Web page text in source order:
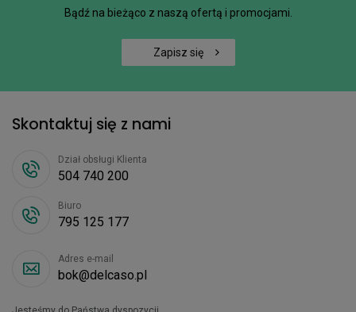
Bądź na bieżąco z naszą ofertą i promocjami.
Zapisz się
Skontaktuj się z nami
Dział obsługi Klienta
504 740 200
Biuro
795 125 177
Adres e-mail
bok@delcaso.pl